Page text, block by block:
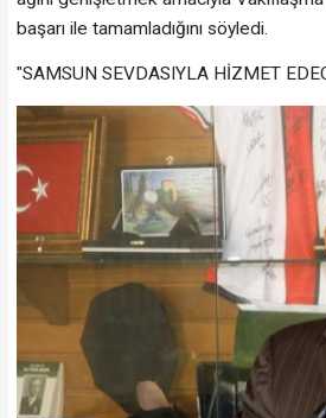
başarı ile tamamladığını söyledi.
"SAMSUN SEVDASIYLA HİZMET